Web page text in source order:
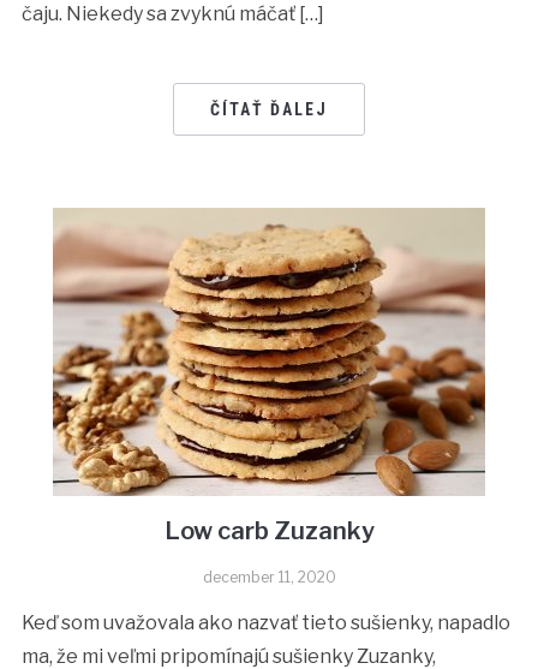
čaju. Niekedy sa zvyknú máčať […]
ČÍTAŤ ĎALEJ
Low carb Zuzanky
december 11, 2020
Keď som uvažovala ako nazvať tieto sušienky, napadlo
ma, že mi veľmi pripomínajú sušienky Zuzanky,